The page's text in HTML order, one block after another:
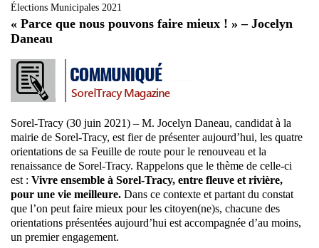
Élections Municipales 2021
« Parce que nous pouvons faire mieux ! » – Jocelyn
Daneau
Sorel-Tracy (30 juin 2021) – M. Jocelyn Daneau, candidat à la
mairie de Sorel-Tracy, est fier de présenter aujourd’hui, les quatre
orientations de sa Feuille de route pour le renouveau et la
renaissance de Sorel-Tracy. Rappelons que le thème de celle-ci
est : Vivre ensemble à Sorel-Tracy, entre fleuve et rivière,
pour une vie meilleure. Dans ce contexte et partant du constat
que l’on peut faire mieux pour les citoyen(ne)s, chacune des
orientations présentées aujourd’hui est accompagnée d’au moins,
un premier engagement.